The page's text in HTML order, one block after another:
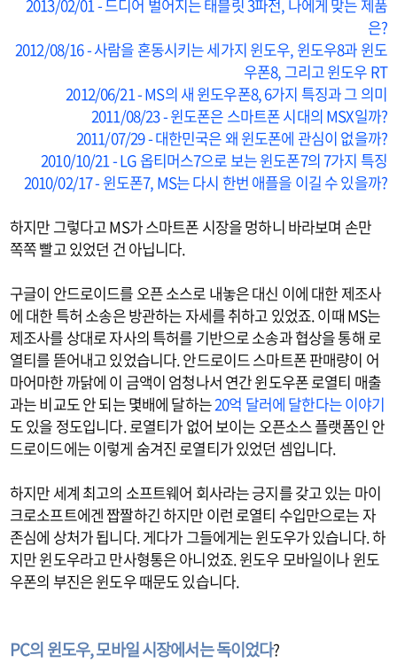
2013/02/01 - 드디어 벌어지는 태블릿 3파전, 나에게 맞는 제품
은?
2012/08/16 - 사람을 혼동시키는 세가지 윈도우, 윈도우8과 윈도
우폰8, 그리고 윈도우 RT
2012/06/21 - MS의 새 윈도우폰8, 6가지 특징과 그 의미
2011/08/23 - 윈도폰은 스마트폰 시대의 MSX일까?
2011/07/29 - 대한민국은 왜 윈도폰에 관심이 없을까?
2010/10/21 - LG 옵티머스7으로 보는 윈도폰7의 7가지 특징
2010/02/17 - 윈도폰7, MS는 다시 한번 애플을 이길 수 있을까?
하지만 그렇다고 MS가 스마트폰 시장을 멍하니 바라보며 손만
쪽쪽 빨고 있었던 건 아닙니다.
구글이 안드로이드를 오픈 소스로 내놓은 대신 이에 대한 제조사
에 대한 특허 소송은 방관하는 자세를 취하고 있었죠. 이때 MS는
제조사를 상대로 자사의 특허를 기반으로 소송과 협상을 통해 로
열티를 뜯어내고 있었습니다. 안드로이드 스마트폰 판매량이 어
마어마한 까닭에 이 금액이 엄청나서 연간 윈도우폰 로열티 매출
과는 비교도 안 되는 몇배에 달하는20억 달러에 달한다는 이야기
도 있을 정도입니다. 로열티가 없어 보이는 오픈소스 플랫폼인 안
드로이드에는 이렇게 숨겨진 로열티가 있었던 셈입니다.
하지만 세계 최고의 소프트웨어 회사라는 긍지를 갖고 있는 마이
크로소프트에겐 짭짤하긴 하지만 이런 로열티 수입만으로는 자
존심에 상처가 됩니다. 게다가 그들에게는 윈도우가 있습니다. 하
지만 윈도우라고 만사형통은 아니었죠. 윈도우 모바일이나 윈도
우폰의 부진은 윈도우 때문도 있습니다.
PC의 윈도우, 모바일 시장에서는 독이었다?